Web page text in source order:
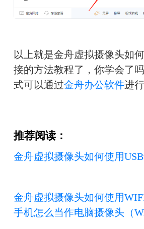
以上就是金舟虚拟摄像头如
接的方法教程了，你学会了
式可以通过金舟办公软件进
推荐阅读：
金舟虚拟摄像头如何使用
金舟虚拟摄像头如何使用
手机怎么当作电脑摄像头（